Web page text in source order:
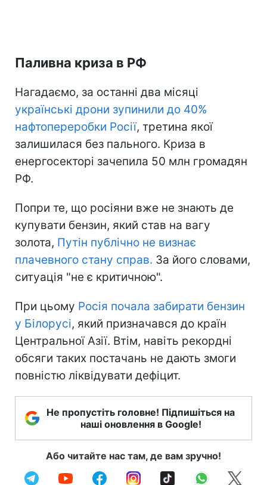
Паливна криза в РФ
Нагадаємо, за останні два місяці
українські дрони зупинили до 40%
нафтопереробки Росії, третина якої
залишилася без пального. Криза в
енергосекторі зачепила 50 млн громадян
РФ.
Попри те, що росіяни вже не знають де
купувати бензин, який став на вагу
золота, Путін публічно не визнає
плачевного стану справ. За його словами,
ситуація "не є критичною".
При цьому Росія почала забирати бензин
у Білорусі, який призначався до країн
Центральної Азії. Втім, навіть рекордні
обсяги таких постачань не дають змоги
повністю ліквідувати дефіцит.
Не пропустіть головне! Підпишіться на
наші оновлення в Google!
Або читайте нас там, де вам зручно!